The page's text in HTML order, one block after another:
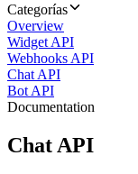
Categorías
Overview
Widget API
Webhooks API
Chat API
Bot API
Documentation
Chat API